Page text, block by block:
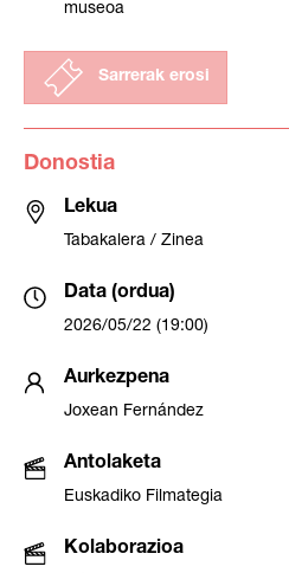
museoa
Sarrerak erosi
Donostia
Lekua
Tabakalera / Zinea
Data (ordua)
2026/05/22 (19:00)
Aurkezpena
Joxean Fernández
Antolaketa
Euskadiko Filmategia
Kolaborazioa